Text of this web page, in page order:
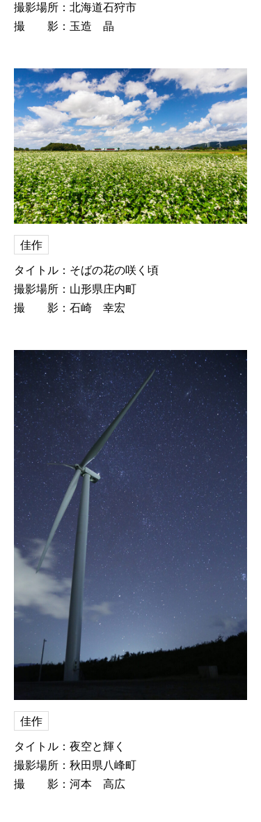
撮影場所：北海道石狩市
撮 影：玉造 晶
佳作
タイトル：そばの花の咲く頃
撮影場所：山形県庄内町
撮 影：石崎 幸宏
佳作
タイトル：夜空と輝く
撮影場所：秋田県八峰町
撮 影：河本 高広